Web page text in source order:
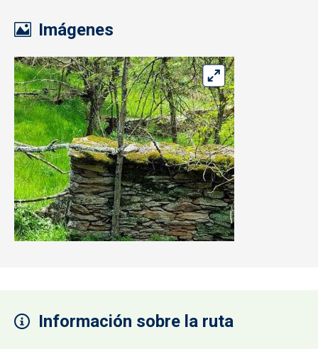
Imágenes
Información sobre la ruta